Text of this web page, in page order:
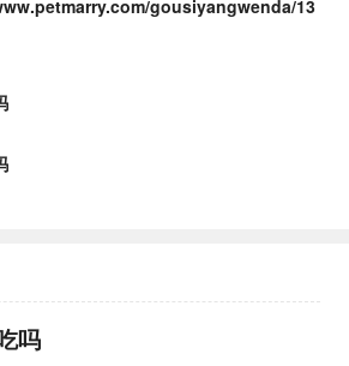
gousiyangwenda/13
吗